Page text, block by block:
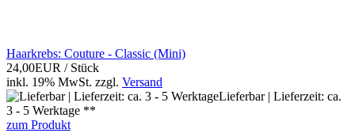
Haarkrebs: Couture - Classic (Mini)
24,00EUR / Stück
inkl. 19% MwSt. zzgl. Versand
Lieferbar | Lieferzeit: ca.
3 - 5 Werktage **
zum Produkt